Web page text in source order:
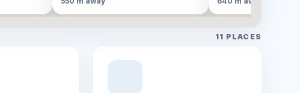
11 PLACES